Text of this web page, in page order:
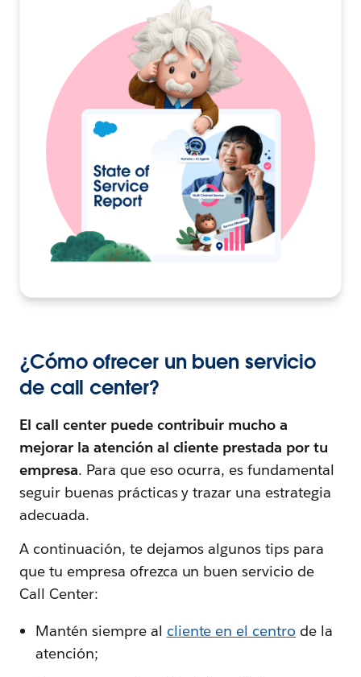
¿Cómo ofrecer un buen servicio
de call center?
El call center puede contribuir mucho a
mejorar la atención al cliente prestada por tu
empresa. Para que eso ocurra, es fundamental
seguir buenas prácticas y trazar una estrategia
adecuada.
A continuación, te dejamos algunos tips para
que tu empresa ofrezca un buen servicio de
Call Center:
Mantén siempre al cliente en el centro de la
atención;